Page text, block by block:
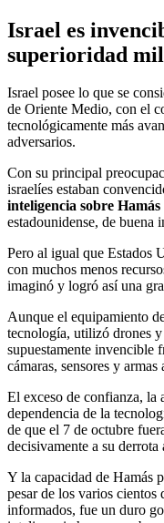
Israel es
superioridad
Israel posee lo que se
de Oriente Medio, con el
tecnológicamente más
adversarios.
Con su principal
israelíes estaban
inteligencia sobre Hamás
estadounidense, de buena
Pero al igual que Estados
con muchos menos
imaginó y logró así una
Aunque el equipamiento
tecnología, utilizó drones
supuestamente invencible
cámaras, sensores y armas
El exceso de confianza, la
dependencia de la
de que el 7 de octubre
decisivamente a su derrota
Y la capacidad de Hamás
pesar de los varios cientos
informados, fue un duro